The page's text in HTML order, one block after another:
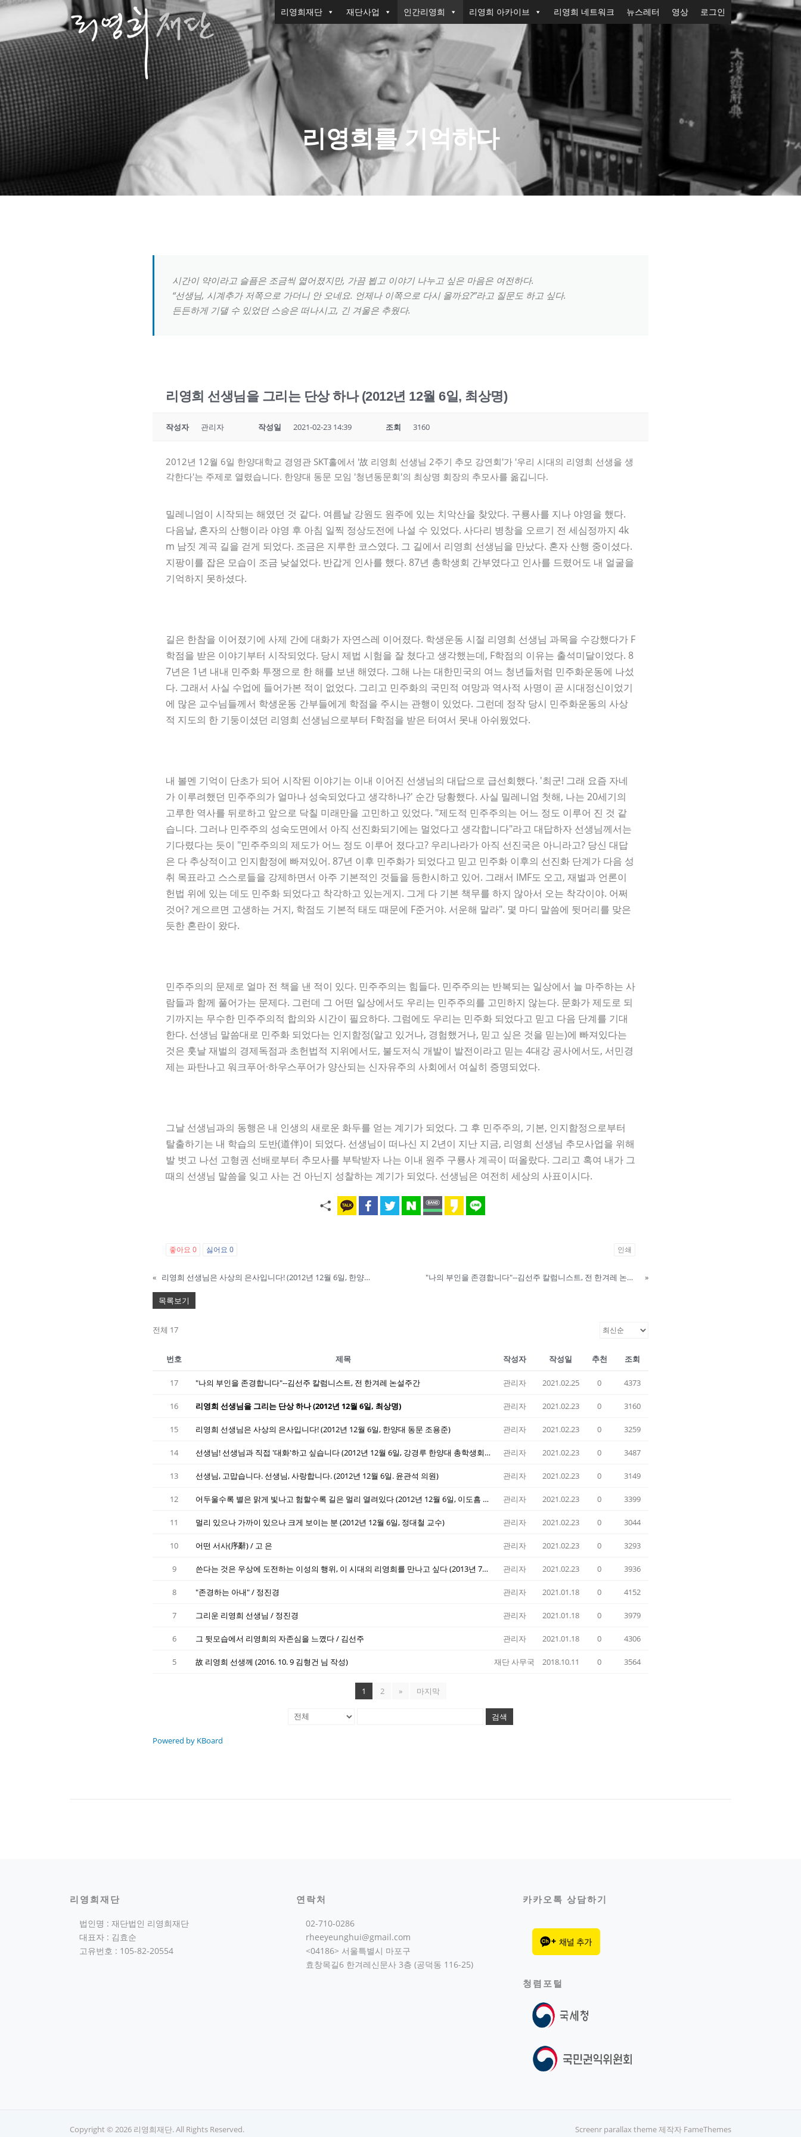
콘
로
바
로
가
기
리영희재단 재단사업 인간리영희 리영희 아카이브 리영희 네트워크 뉴스레터 영상 로그인
리영희를 기억하다
시간이 약이라고 슬픔은 조금씩 엷어졌지만, 가끔 뵙고 이야기 나누고 싶은 마음은 여전하다.
“선생님, 시계추가 저쪽으로 가더니 안 오네요. 언제나 이쪽으로 다시 올까요?”라고 질문도 하고 싶다.
든든하게 기댈 수 있었던 스승은 떠나시고, 긴 겨울은 추웠다.
리영희 선생님을 그리는 단상 하나 (2012년 12월 6일, 최상명)
작성자 관리자 작성일 2021-02-23 14:39 조회 3160
2012년 12월 6일 한양대학교 경영관 SKT홀에서 '故 리영희 선생님 2주기 추모 강연회'가 '우리 시대의 리영희 선생을 생
각한다'는 주제로 열렸습니다. 한양대 동문 모임 '청년동문회'의 최상명 회장의 추모사를 옮깁니다.
밀레니엄이 시작되는 해였던 것 같다. 여름날 강원도 원주에 있는 치악산을 찾았다. 구룡사를 지나 야영을 했다.
다음날, 혼자의 산행이라 야영 후 아침 일찍 정상도전에 나설 수 있었다. 사다리 병창을 오르기 전 세심정까지 4k
m 남짓 계곡 길을 걷게 되었다. 조금은 지루한 코스였다. 그 길에서 리영희 선생님을 만났다. 혼자 산행 중이셨다.
지팡이를 잡은 모습이 조금 낮설었다. 반갑게 인사를 했다. 87년 총학생회 간부였다고 인사를 드렸어도 내 얼굴을
기억하지 못하셨다.
길은 한참을 이어졌기에 사제 간에 대화가 자연스레 이어졌다. 학생운동 시절 리영희 선생님 과목을 수강했다가 F
학점을 받은 이야기부터 시작되었다. 당시 제법 시험을 잘 쳤다고 생각했는데, F학점의 이유는 출석미달이었다. 8
7년은 1년 내내 민주화 투쟁으로 한 해를 보낸 해였다. 그해 나는 대한민국의 여느 청년들처럼 민주화운동에 나섰
다. 그래서 사실 수업에 들어가본 적이 없었다. 그리고 민주화의 국민적 여망과 역사적 사명이 곧 시대정신이었기
에 많은 교수님들께서 학생운동 간부들에게 학점을 주시는 관행이 있었다. 그런데 정작 당시 민주화운동의 사상
적 지도의 한 기둥이셨던 리영희 선생님으로부터 F학점을 받은 터여서 못내 아쉬웠었다.
내 볼멘 기억이 단초가 되어 시작된 이야기는 이내 이어진 선생님의 대답으로 급선회했다. '최군! 그래 요즘 자네
가 이루려했던 민주주의가 얼마나 성숙되었다고 생각하나?' 순간 당황했다. 사실 밀레니엄 첫해, 나는 20세기의
고루한 역사를 뒤로하고 앞으로 닥칠 미래만을 고민하고 있었다. "제도적 민주주의는 어느 정도 이루어 진 것 같
습니다. 그러나 민주주의 성숙도면에서 아직 선진화되기에는 멀었다고 생각합니다"라고 대답하자 선생님께서는
기다렸다는 듯이 "민주주의의 제도가 어느 정도 이루어 졌다고? 우리나라가 아직 선진국은 아니라고? 당신 대답
은 다 추상적이고 인지함정에 빠져있어. 87년 이후 민주화가 되었다고 믿고 민주화 이후의 선진화 단계가 다음 성
취 목표라고 스스로들을 강제하면서 아주 기본적인 것들을 등한시하고 있어. 그래서 IMF도 오고, 재벌과 언론이
헌법 위에 있는 데도 민주화 되었다고 착각하고 있는게지. 그게 다 기본 책무를 하지 않아서 오는 착각이야. 어쩌
것어? 게으르면 고생하는 거지, 학점도 기본적 태도 때문에 F준거야. 서운해 말라". 몇 마디 말씀에 뒷머리를 맞은
듯한 혼란이 왔다.
민주주의의 문제로 얼마 전 책을 낸 적이 있다. 민주주의는 힘들다. 민주주의는 반복되는 일상에서 늘 마주하는 사
람들과 함께 풀어가는 문제다. 그런데 그 어떤 일상에서도 우리는 민주주의를 고민하지 않는다. 문화가 제도로 되
기까지는 무수한 민주주의적 합의와 시간이 필요하다. 그럼에도 우리는 민주화 되었다고 믿고 다음 단계를 기대
한다. 선생님 말씀대로 민주화 되었다는 인지함정(알고 있거나, 경험했거나, 믿고 싶은 것을 믿는)에 빠져있다는
것은 훗날 재벌의 경제독점과 초헌법적 지위에서도, 불도저식 개발이 발전이라고 믿는 4대강 공사에서도, 서민경
제는 파탄나고 워크푸어·하우스푸어가 양산되는 신자유주의 사회에서 여실히 증명되었다.
그날 선생님과의 동행은 내 인생의 새로운 화두를 얻는 계기가 되었다. 그 후 민주주의, 기본, 인지함정으로부터
탈출하기는 내 학습의 도반(道伴)이 되었다. 선생님이 떠나신 지 2년이 지난 지금, 리영희 선생님 추모사업을 위해
발 벗고 나선 고형권 선배로부터 추모사를 부탁받자 나는 이내 원주 구룡사 계곡이 떠올랐다. 그리고 혹여 내가 그
때의 선생님 말씀을 잊고 사는 건 아닌지 성찰하는 계기가 되었다. 선생님은 여전히 세상의 사표이시다.
좋아요 0 싫어요 0 인쇄
« 리영희 선생님은 사상의 은사입니다! (2012년 12월 6일, 한양대 동문 조용준) "나의 부인을 존경합니다"--김선주 칼럼니스트, 전 한겨레 논설주간 »
목록보기
전체 17
번호 제목 작성자 작성일 추천 조회
17 "나의 부인을 존경합니다"--김선주 칼럼니스트, 전 한겨레 논설주간 관리자 2021.02.25 0 4373
16 리영희 선생님을 그리는 단상 하나 (2012년 12월 6일, 최상명) 관리자 2021.02.23 0 3160
15 리영희 선생님은 사상의 은사입니다! (2012년 12월 6일, 한양대 동문 조용준) 관리자 2021.02.23 0 3259
14 선생님! 선생님과 직접 '대화'하고 싶습니다 (2012년 12월 6일, 강경루 한양대 총학생회장) 관리자 2021.02.23 0 3487
13 선생님, 고맙습니다. 선생님, 사랑합니다. (2012년 12월 6일. 윤관석 의원) 관리자 2021.02.23 0 3149
12 어두울수록 별은 맑게 빛나고 험할수록 길은 멀리 열려있다 (2012년 12월 6일, 이도흠 교수) 관리자 2021.02.23 0 3399
11 멀리 있으나 가까이 있으나 크게 보이는 분 (2012년 12월 6일, 정대철 교수) 관리자 2021.02.23 0 3044
10 어떤 서사(序辭) / 고 은 관리자 2021.02.23 0 3293
9 쓴다는 것은 우상에 도전하는 이성의 행위, 이 시대의 리영희를 만나고 싶다 (2013년 7월 3일 윤창빈님 작성) 관리자 2021.02.23 0 3936
8 "존경하는 아내" / 정진경 관리자 2021.01.18 0 4152
7 그리운 리영희 선생님 / 정진경 관리자 2021.01.18 0 3979
6 그 뒷모습에서 리영희의 자존심을 느꼈다 / 김선주 관리자 2021.01.18 0 4306
5 故 리영희 선생께 (2016. 10. 9 김형건 님 작성) 재단 사무국 2018.10.11 0 3564
1 2 » 마지막
검색
Powered by KBoard
리영희재단
법인명 : 재단법인 리영희재단
대표자 : 김효순
고유번호 : 105-82-20554
연락처
02-710-0286
rheeyeunghui@gmail.com
<04186> 서울특별시 마포구
효창목길6 한겨레신문사 3층 (공덕동 116-25)
카카오톡 상담하기
청렴포털
Copyright © 2026 리영희재단. All Rights Reserved. Screenr parallax theme제작자 FameThemes